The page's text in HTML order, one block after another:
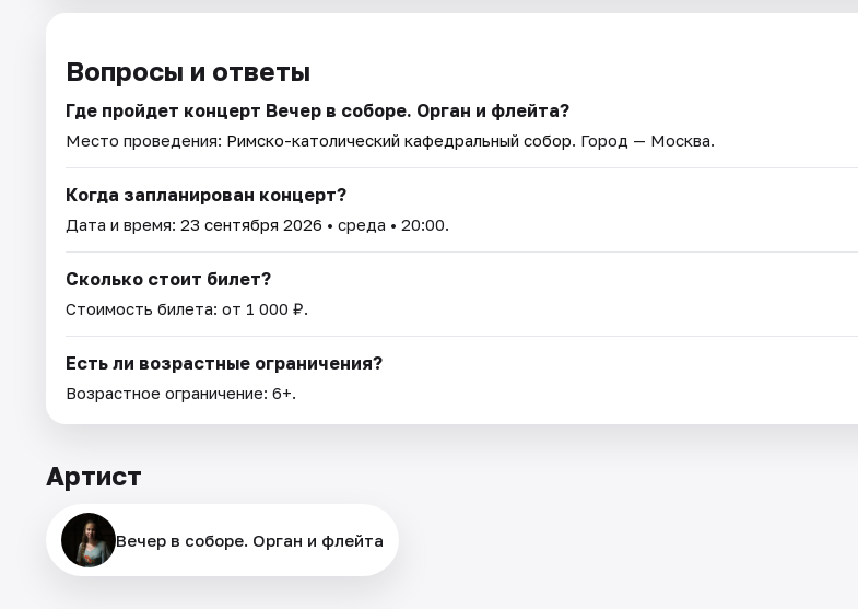
Вопросы и ответы
Где пройдет концерт Вечер в соборе. Орган и флейта?
Место проведения: Римско-католический кафедральный собор. Город — Москва.
Когда запланирован концерт?
Дата и время: 23 сентября 2026 • среда • 20:00.
Сколько стоит билет?
Стоимость билета: от 1 000 ₽.
Есть ли возрастные ограничения?
Возрастное ограничение: 6+.
Артист
Вечер в соборе. Орган и флейта